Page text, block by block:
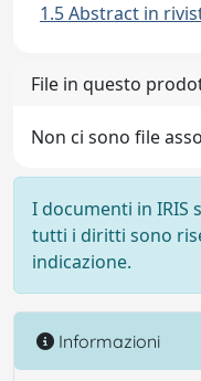
1.5 Abstract in
File in questo
Non ci sono file
I documenti in IRIS
tutti i diritti sono
indicazione.
Informazioni